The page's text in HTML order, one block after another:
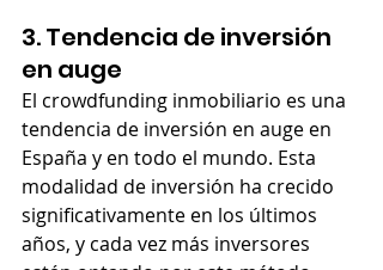
3. Tendencia de inversión
en auge
El crowdfunding inmobiliario es una
tendencia de inversión en auge en
España y en todo el mundo. Esta
modalidad de inversión ha crecido
significativamente en los últimos
años, y cada vez más inversores